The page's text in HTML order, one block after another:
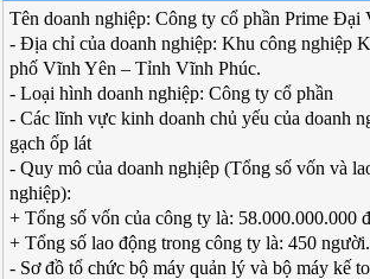
Tên doanh nghiệp: Công ty cổ phần Prime Đại
- Địa chỉ của doanh nghiệp: Khu công nghiệp
phố Vĩnh Yên – Tỉnh Vĩnh Phúc.
- Loại hình doanh nghiệp: Công ty cổ phần
- Các lĩnh vực kinh doanh chủ yếu của doanh
gạch ốp lát
- Quy mô của doanh nghịêp (Tổng số vốn và
nghiệp):
+ Tổng số vốn của công ty là: 58.000.000.000
+ Tổng số lao động trong công ty là: 450 người.
- Sơ đồ tổ chức bộ máy quản lý và bộ máy kế